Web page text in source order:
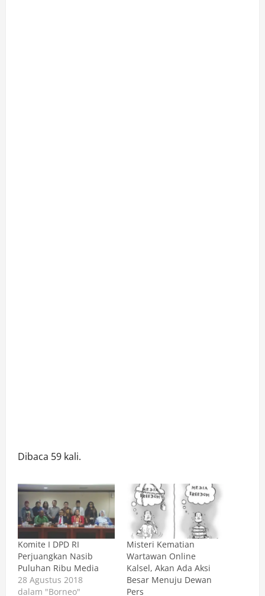
Dibaca 59 kali.
Komite I DPD RI
Perjuangkan Nasib
Puluhan Ribu Media
28 Agustus 2018
dalam "Borneo"
Misteri Kematian
Wartawan Online
Kalsel, Akan Ada Aksi
Besar Menuju Dewan
Pers